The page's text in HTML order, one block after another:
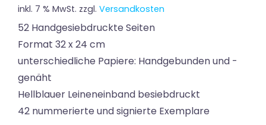
inkl. 7 % MwSt. zzgl. Versandkosten
52 Handgesiebdruckte Seiten
Format 32 x 24 cm
unterschiedliche Papiere: Handgebunden und -
genäht
Hellblauer Leineneinband besiebdruckt
42 nummerierte und signierte Exemplare